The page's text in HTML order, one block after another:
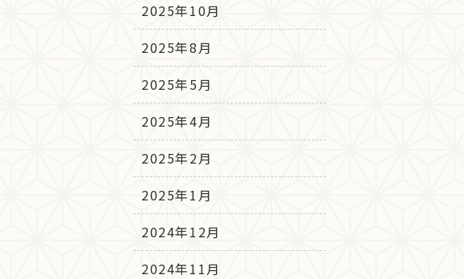
2025年10月
2025年8月
2025年5月
2025年4月
2025年2月
2025年1月
2024年12月
2024年11月